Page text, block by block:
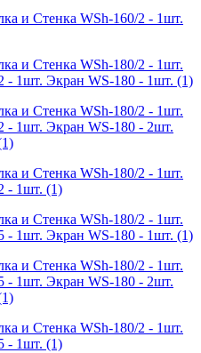
и Стенка WSh-160/2 - 1шт.
и Стенка WSh-180/2 - 1шт.
- 1шт. Экран WS-180 - 1шт. (1)
и Стенка WSh-180/2 - 1шт.
- 1шт. Экран WS-180 - 2шт.
и Стенка WSh-180/2 - 1шт.
- 1шт. (1)
и Стенка WSh-180/2 - 1шт.
- 1шт. Экран WS-180 - 1шт. (1)
и Стенка WSh-180/2 - 1шт.
- 1шт. Экран WS-180 - 2шт.
и Стенка WSh-180/2 - 1шт.
- 1шт. (1)